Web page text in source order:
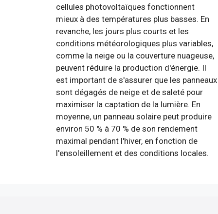
cellules photovoltaïques fonctionnent
mieux à des températures plus basses. En
revanche, les jours plus courts et les
conditions météorologiques plus variables,
comme la neige ou la couverture nuageuse,
peuvent réduire la production d'énergie. Il
est important de s'assurer que les panneaux
sont dégagés de neige et de saleté pour
maximiser la captation de la lumière. En
moyenne, un panneau solaire peut produire
environ 50 % à 70 % de son rendement
maximal pendant l'hiver, en fonction de
l'ensoleillement et des conditions locales.